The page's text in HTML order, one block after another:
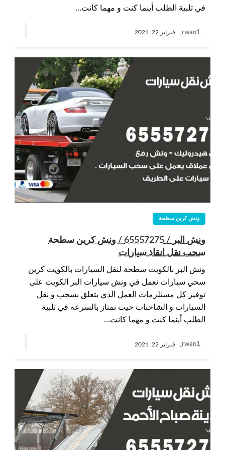
في تلبية الطلب أينما كنت و مهما كانت…
rwan1 فبراير 22, 2021
ونش كرين سطحة
ونش البر / 65557275 / ونش كرين سطحة
سحب نقل انقاذ سيارات
ونش البر بالكويت سطحة لنقل السيارات بالكويت كرين
سحي سيارات نعمل في ونش سيارات البر الكويت على
توفير كل مستلزمات العمل الذي يتعلق بسحب و نقل
السيارات و الشاحنات حيث نمتاز بالسرعة في تلبية
الطلب أينما كنت و مهما كانت…
rwan1 فبراير 22, 2021